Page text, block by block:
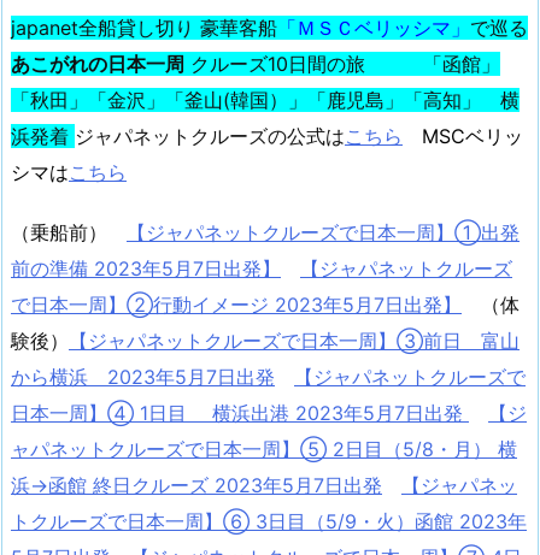
japanet全船貸し切り 豪華客船 「ＭＳＣベリッシマ」 で巡る
あこがれの日本一周 クルーズ10日間の旅 「函館」
「秋田」「金沢」「釜山(韓国）」「鹿児島」「高知」 横
浜発着 ジャパネットクルーズの公式はこちら MSCベリッ
シマはこちら
（乗船前）
【ジャパネットクルーズで日本一周】①出発
前の準備 2023年5月7日出発】
【ジャパネットクルーズ
で日本一周】②行動イメージ 2023年5月7日出発】
（体
験後）
【ジャパネットクルーズで日本一周】③前日 富山
から横浜 2023年5月7日出発
【ジャパネットクルーズで
日本一周】④ 1日目 横浜出港 2023年5月7日出発
【ジ
ャパネットクルーズで日本一周】⑤ 2日目（5/8・月） 横
浜→函館 終日クルーズ 2023年5月7日出発
【ジャパネッ
トクルーズで日本一周】⑥ 3日目（5/9・火）函館 2023年